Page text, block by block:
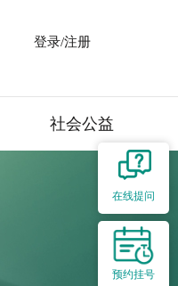
登录/注册
社会公益
在线提问
预约挂号